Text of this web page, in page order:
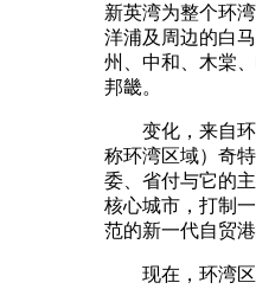
新英湾为整个环
洋浦及周边的白
州、中和、木棠
邦畿。
变化，来自环
称环湾区域）奇
委、省付与它的
核心城市，打制
范的新一代自贸港
现在，环湾区